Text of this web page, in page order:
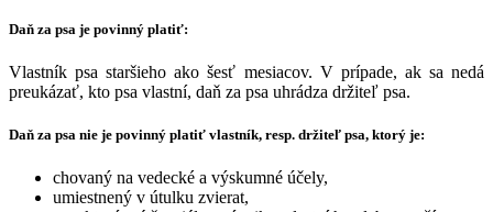
Daň za psa je povinný platiť:
Vlastník psa staršieho ako šesť mesiacov. V prípade, ak sa nedá
preukázať, kto psa vlastní, daň za psa uhrádza držiteľ psa.
Daň za psa nie je povinný platiť vlastník, resp. držiteľ psa, ktorý je:
chovaný na vedecké a výskumné účely,
umiestnený v útulku zvierat,